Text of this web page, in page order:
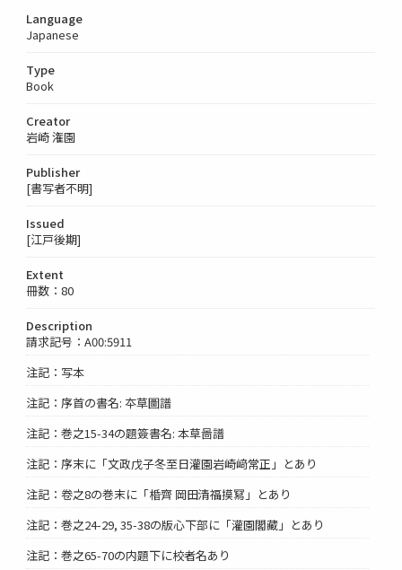
Language
Japanese
Type
Book
Creator
岩崎 潅園
Publisher
[書写者不明]
Issued
[江戸後期]
Extent
冊数：80
Description
請求記号：A00:5911
注記：写本
注記：序首の書名: 夲草圖譜
注記：巻之15-34の題簽書名: 本草啚譜
注記：序末に「文政戊子冬至日灌園岩崎﨑常正」とあり
注記：卷之8の巻末に「棔齊 岡田清福摸冩」とあり
注記：巻之24-29, 35-38の版心下部に「灌園閣藏」とあり
注記：巻之65-70の内題下に校者名あり